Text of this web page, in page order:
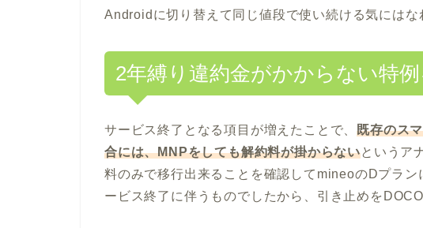
Androidに切り替えて同じ値段で使い続ける気にはな
2年縛り違約金がかからない特例
サービス終了となる項目が増えたことで、既存のス
合には、MNPをしても解約料が掛からないというア
料のみで移行出来ることを確認してmineoのDプラ
ービス終了に伴うものでしたから、引き止めを